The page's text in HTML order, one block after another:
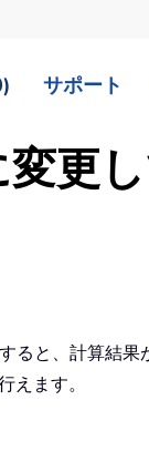
サポート
更し
と、計算結
えます。